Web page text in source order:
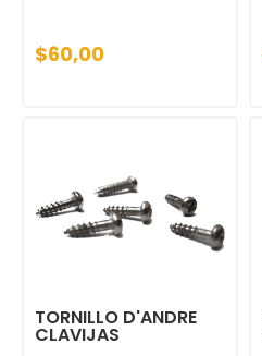
$60,00
TORNILLO D'ANDRE
CLAVIJAS